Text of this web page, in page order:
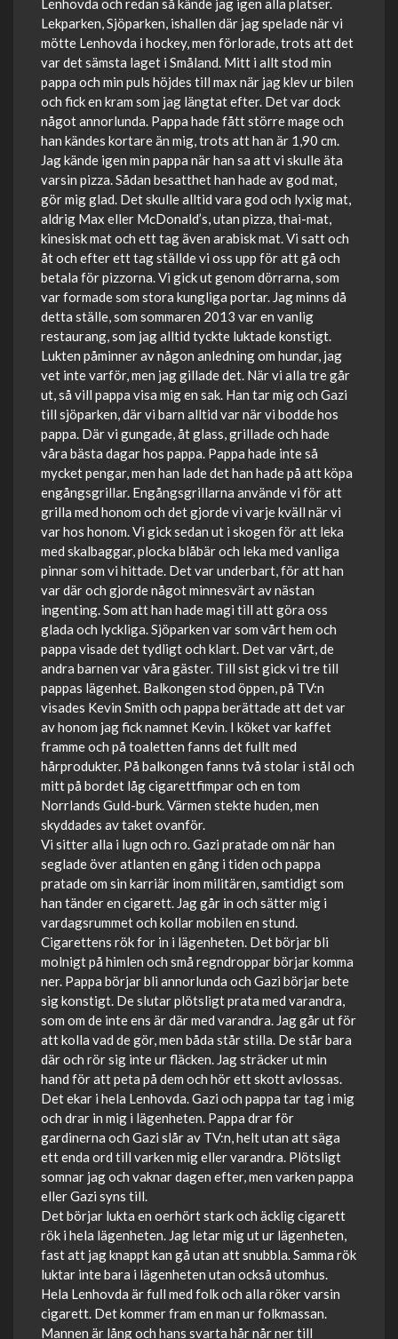
Lenhovda och redan så kände jag igen alla platser.
Lekparken, Sjöparken, ishallen där jag spelade när vi
mötte Lenhovda i hockey, men förlorade, trots att det
var det sämsta laget i Småland. Mitt i allt stod min
pappa och min puls höjdes till max när jag klev ur bilen
och fick en kram som jag längtat efter. Det var dock
något annorlunda. Pappa hade fått större mage och
han kändes kortare än mig, trots att han är 1,90 cm.
Jag kände igen min pappa när han sa att vi skulle äta
varsin pizza. Sådan besatthet han hade av god mat,
gör mig glad. Det skulle alltid vara god och lyxig mat,
aldrig Max eller McDonald’s, utan pizza, thai-mat,
kinesisk mat och ett tag även arabisk mat. Vi satt och
åt och efter ett tag ställde vi oss upp för att gå och
betala för pizzorna. Vi gick ut genom dörrarna, som
var formade som stora kungliga portar. Jag minns då
detta ställe, som sommaren 2013 var en vanlig
restaurang, som jag alltid tyckte luktade konstigt.
Lukten påminner av någon anledning om hundar, jag
vet inte varför, men jag gillade det. När vi alla tre går
ut, så vill pappa visa mig en sak. Han tar mig och Gazi
till sjöparken, där vi barn alltid var när vi bodde hos
pappa. Där vi gungade, åt glass, grillade och hade
våra bästa dagar hos pappa. Pappa hade inte så
mycket pengar, men han lade det han hade på att köpa
engångsgrillar. Engångsgrillarna använde vi för att
grilla med honom och det gjorde vi varje kväll när vi
var hos honom. Vi gick sedan ut i skogen för att leka
med skalbaggar, plocka blåbär och leka med vanliga
pinnar som vi hittade. Det var underbart, för att han
var där och gjorde något minnesvärt av nästan
ingenting. Som att han hade magi till att göra oss
glada och lyckliga. Sjöparken var som vårt hem och
pappa visade det tydligt och klart. Det var vårt, de
andra barnen var våra gäster. Till sist gick vi tre till
pappas lägenhet. Balkongen stod öppen, på TV:n
visades Kevin Smith och pappa berättade att det var
av honom jag fick namnet Kevin. I köket var kaffet
framme och på toaletten fanns det fullt med
hårprodukter. På balkongen fanns två stolar i stål och
mitt på bordet låg cigarettfimpar och en tom
Norrlands Guld-burk. Värmen stekte huden, men
skyddades av taket ovanför.
Vi sitter alla i lugn och ro. Gazi pratade om när han
seglade över atlanten en gång i tiden och pappa
pratade om sin karriär inom militären, samtidigt som
han tänder en cigarett. Jag går in och sätter mig i
vardagsrummet och kollar mobilen en stund.
Cigarettens rök for in i lägenheten. Det börjar bli
molnigt på himlen och små regndroppar börjar komma
ner. Pappa börjar bli annorlunda och Gazi börjar bete
sig konstigt. De slutar plötsligt prata med varandra,
som om de inte ens är där med varandra. Jag går ut för
att kolla vad de gör, men båda står stilla. De står bara
där och rör sig inte ur fläcken. Jag sträcker ut min
hand för att peta på dem och hör ett skott avlossas.
Det ekar i hela Lenhovda. Gazi och pappa tar tag i mig
och drar in mig i lägenheten. Pappa drar för
gardinerna och Gazi slår av TV:n, helt utan att säga
ett enda ord till varken mig eller varandra. Plötsligt
somnar jag och vaknar dagen efter, men varken pappa
eller Gazi syns till.
Det börjar lukta en oerhört stark och äcklig cigarett
rök i hela lägenheten. Jag letar mig ut ur lägenheten,
fast att jag knappt kan gå utan att snubbla. Samma rök
luktar inte bara i lägenheten utan också utomhus.
Hela Lenhovda är full med folk och alla röker varsin
cigarett. Det kommer fram en man ur folkmassan.
Mannen är lång och hans svarta hår når ner till